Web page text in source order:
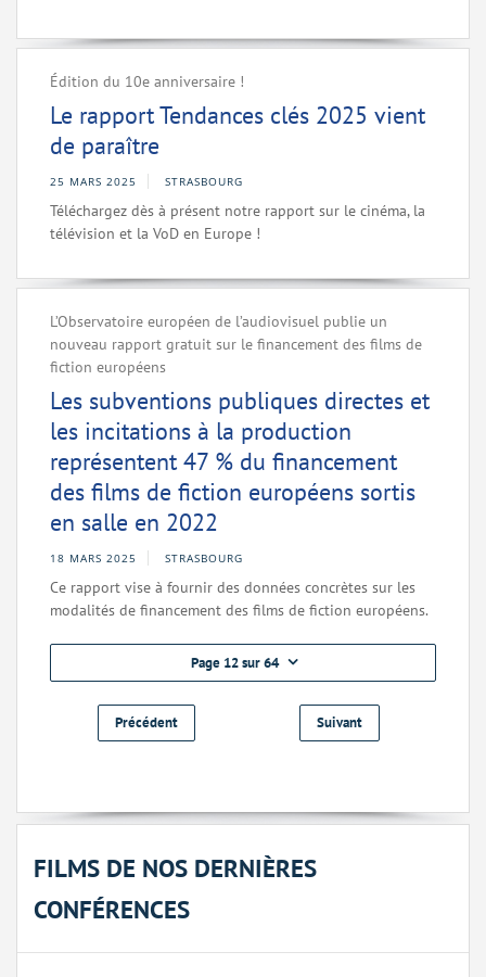
Édition du 10e anniversaire !
Le rapport Tendances clés 2025 vient
de paraître
25 MARS 2025 STRASBOURG
Téléchargez dès à présent notre rapport sur le cinéma, la
télévision et la VoD en Europe !
L’Observatoire européen de l’audiovisuel publie un
nouveau rapport gratuit sur le financement des films de
fiction européens
Les subventions publiques directes et
les incitations à la production
représentent 47 % du financement
des films de fiction européens sortis
en salle en 2022
18 MARS 2025 STRASBOURG
Ce rapport vise à fournir des données concrètes sur les
modalités de financement des films de fiction européens.
Page 12 sur 64
Précédent Suivant
FILMS DE NOS DERNIÈRES
CONFÉRENCES